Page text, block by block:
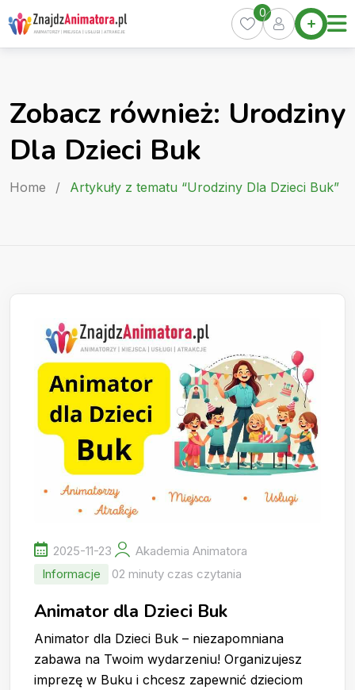
Skip
to
content
Home
Oferty
Pakiety
0
Zobacz również: Urodziny
Dla Dzieci Buk
Home / Artykuły z tematu “Urodziny Dla Dzieci Buk”
2025-11-23
Akademia Animatora
Informacje
02 minuty czas czytania
Animator dla Dzieci Buk
Animator dla Dzieci Buk – niezapomniana
zabawa na Twoim wydarzeniu! Organizujesz
imprezę w Buku i chcesz zapewnić dzieciom